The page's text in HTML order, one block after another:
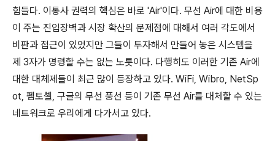
힘들다. 이통사 권력의 핵심은 바로 'Air'이다. 무선 Air에 대한 비용
이 주는 진입장벽과 시장 확산의 문제점에 대해서 여러 각도에서
비판과 접근이 있었지만 그들이 투자해서 만들어 놓은 시스템을
제 3자가 명령할 수는 없는 노릇이다. 다행히도 이러한 기존 Air에
대한 대체제들이 최근 많이 등장하고 있다. WiFi, Wibro, NetSp
ot, 펨토셀, 구글의 무선 풍선 등이 기존 무선 Air를 대체할 수 있는
네트워크로 우리에게 다가서고 있다.